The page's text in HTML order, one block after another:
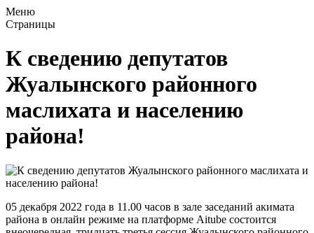
Меню
Страницы
К сведению депутатов
Жуалынского районного
маслихата и населению
района!
05 декабря 2022 года в 11.00 часов в зале заседаний акимата
района в онлайн режиме на платформе Aitube состоится